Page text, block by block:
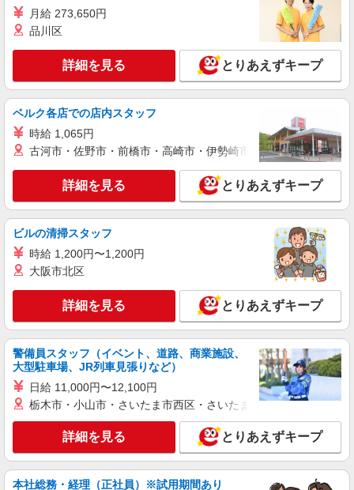
株式会社kotrio /●SI-H-2023977
≪東松山駅≫未経験・無資格から看護助手へ挑
戦！シフト相談OK♪
時給1600円〜2250円 ＜日払い有/週払い有/交
通費全支給(ガソリン代含む)＞
東松山市内 ★面接なし
キープ 詳細を見る
派遣社員
株式会社kotrio /●SI-H-2101940
【職場環境◎】よすぎて全私が泣いた≫看護助
手募集♪未経験OK！
時給1600円〜2250円 ＜日払い有/週払い有/交
通費全支給(ガソリン代含む)＞
キープ 詳細を見る
派遣社員
株式会社kotrio /●SI-H-1815718
東松山市★病院でお掃除/食事の配膳など♪★激
募★
通費全支給(ガソリン代含む)＞
東松山市内 ★面接なし
キープ 詳細を見る
月給 273,650円
品川区
詳細を見る とりあえずキープ
ベルク各店での店内スタッフ
時給 1,065円
古河市・佐野市・前橋市・高崎市・伊勢崎市・太田市・館林市
詳細を見る とりあえずキープ
ビルの清掃スタッフ
時給 1,200円〜1,200円
大阪市北区
詳細を見る とりあえずキープ
警備員スタッフ（イベント、道路、商業施設、
大型駐車場、JR列車見張りなど）
日給 11,000円〜12,100円
栃木市・小山市・さいたま市西区・さいたま市岩槻区・久喜市・
詳細を見る とりあえずキープ
本社総務・経理（正社員）※試用期間あり